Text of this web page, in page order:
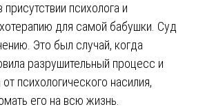
психолога и
для самой бабушки. Суд
Это был случай, когда
разрушительный процесс и
психологического насилия,
его на всю жизнь.